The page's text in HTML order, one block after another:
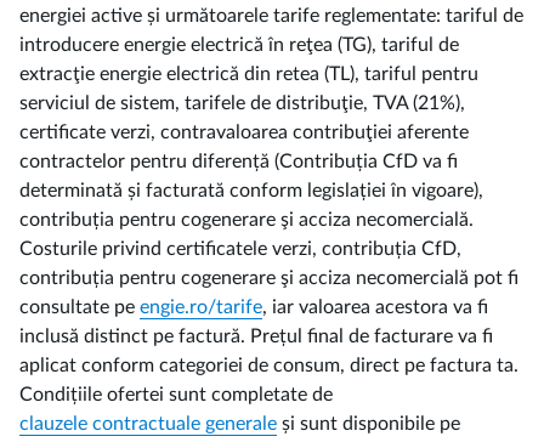
energiei active și următoarele tarife reglementate: tariful de
introducere energie electrică în reţea (TG), tariful de
extracţie energie electrică din retea (TL), tariful pentru
serviciul de sistem, tarifele de distribuţie, TVA (21%),
certificate verzi, contravaloarea contribuţiei aferente
contractelor pentru diferență (Contribuția CfD va fi
determinată și facturată conform legislației în vigoare),
contribuția pentru cogenerare şi acciza necomercială.
Costurile privind certificatele verzi, contribuția CfD,
contribuția pentru cogenerare şi acciza necomercială pot fi
consultate pe engie.ro/tarife, iar valoarea acestora va fi
inclusă distinct pe factură. Prețul final de facturare va fi
aplicat conform categoriei de consum, direct pe factura ta.
Condițiile ofertei sunt completate de
clauzele contractuale generale și sunt disponibile pe